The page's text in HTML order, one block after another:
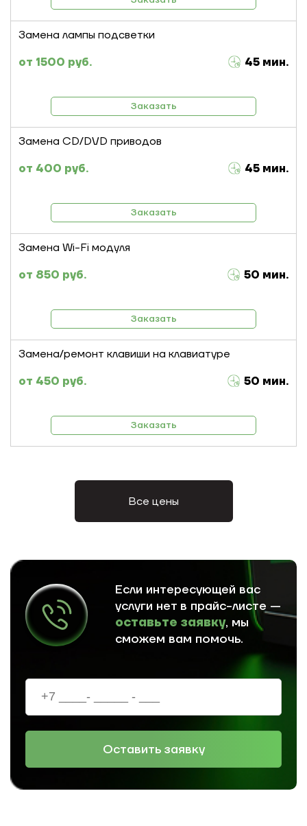
Замена лампы подсветки
1500 руб.
45 мин.
Заказать
Замена CD/DVD приводов
400 руб.
45 мин.
Заказать
Замена Wi-Fi модуля
850 руб.
50 мин.
Заказать
Замена/ремонт клавиши на клавиатуре
450 руб.
50 мин.
Заказать
Все цены
Если интересующей вас
услуги нет в прайс-листе —
оставьте заявку, мы
сможем вам помочь.
Оставить заявку